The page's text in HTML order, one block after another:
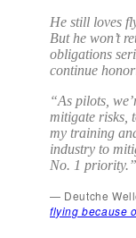
He still loves
But he won’t
obligations
continue
“As pilots,
mitigate risks,
my training
industry to
No. 1 priority.”
Deutche
flying because